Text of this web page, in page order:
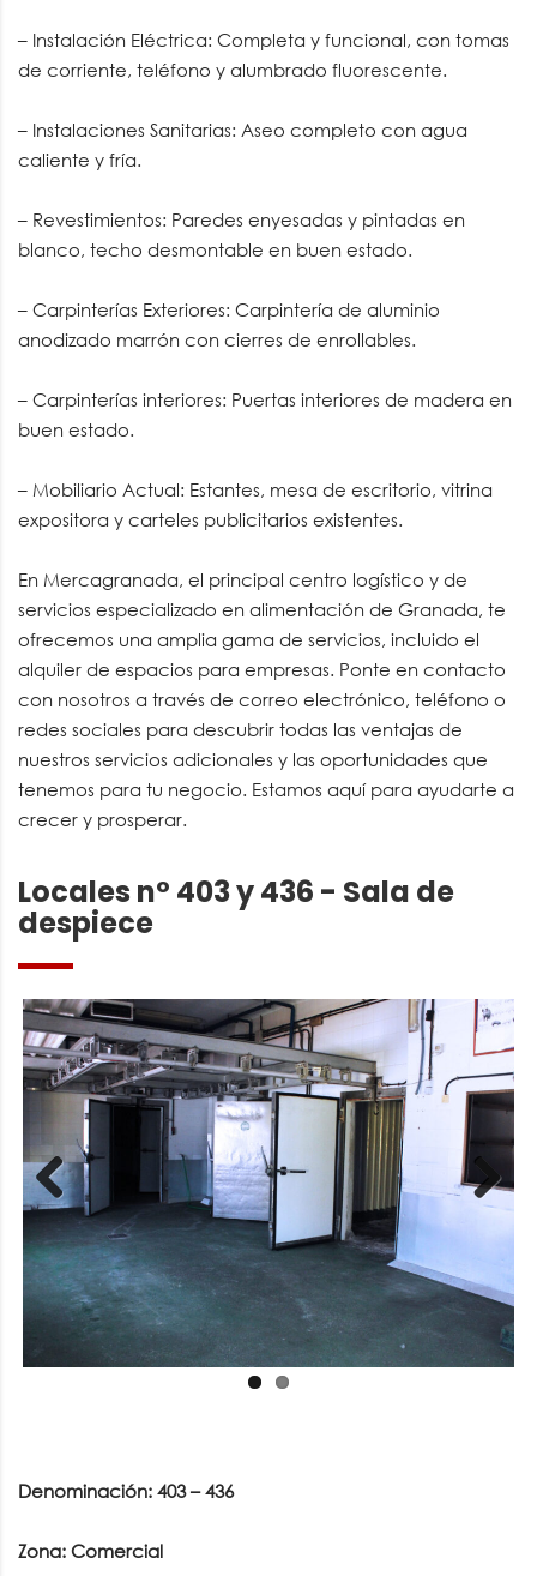
– Instalación Eléctrica: Completa y funcional, con tomas
de corriente, teléfono y alumbrado fluorescente.
– Instalaciones Sanitarias: Aseo completo con agua
caliente y fría.
– Revestimientos: Paredes enyesadas y pintadas en
blanco, techo desmontable en buen estado.
– Carpinterías Exteriores: Carpintería de aluminio
anodizado marrón con cierres de enrollables.
– Carpinterías interiores: Puertas interiores de madera en
buen estado.
– Mobiliario Actual: Estantes, mesa de escritorio, vitrina
expositora y carteles publicitarios existentes.
En Mercagranada, el principal centro logístico y de
servicios especializado en alimentación de Granada, te
ofrecemos una amplia gama de servicios, incluido el
alquiler de espacios para empresas. Ponte en contacto
con nosotros a través de correo electrónico, teléfono o
redes sociales para descubrir todas las ventajas de
nuestros servicios adicionales y las oportunidades que
tenemos para tu negocio. Estamos aquí para ayudarte a
crecer y prosperar.
Locales nº 403 y 436 - Sala de
despiece
Previous
Denominación: 403 – 436
Zona: Comercial